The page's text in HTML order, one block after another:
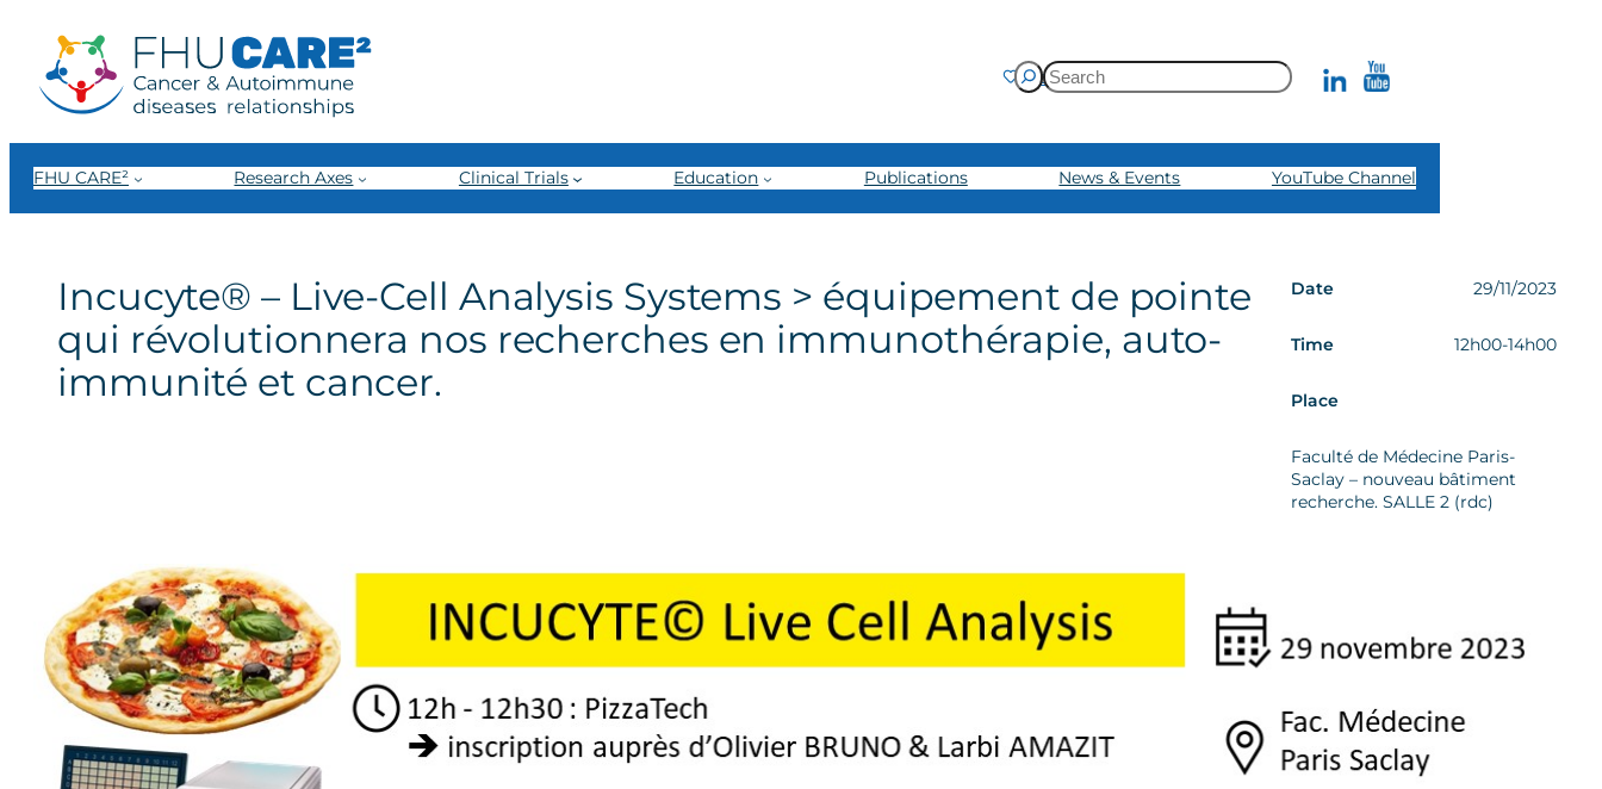
content
Donate Rechercher
FHU CARE² Research Axes Clinical Trials Education Publications News & Events YouTube Channel
Incucyte® – Live-Cell Analysis Systems > équipement de pointe
qui révolutionnera nos recherches en immunothérapie, auto-
immunité et cancer.
Date 29/11/2023
Time 12h00-14h00
Place
Faculté de Médecine Paris-
Saclay – nouveau bâtiment
recherche. SALLE 2 (rdc)